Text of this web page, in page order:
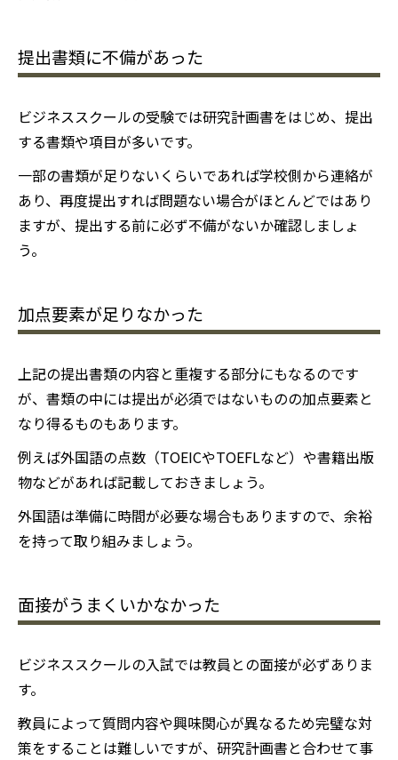
提出書類に不備があった
ビジネススクールの受験では研究計画書をはじめ、提出
する書類や項目が多いです。
一部の書類が足りないくらいであれば学校側から連絡が
あり、再度提出すれば問題ない場合がほとんどではあり
ますが、提出する前に必ず不備がないか確認しましょ
う。
加点要素が足りなかった
上記の提出書類の内容と重複する部分にもなるのです
が、書類の中には提出が必須ではないものの加点要素と
なり得るものもあります。
例えば外国語の点数（TOEICやTOEFLなど）や書籍出版
物などがあれば記載しておきましょう。
外国語は準備に時間が必要な場合もありますので、余裕
を持って取り組みましょう。
面接がうまくいかなかった
ビジネススクールの入試では教員との面接が必ずありま
す。
教員によって質問内容や興味関心が異なるため完璧な対
策をすることは難しいですが、研究計画書と合わせて事